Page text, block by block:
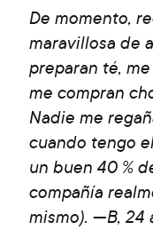
De momento,
maravillosa de
preparan té,
me compran
Nadie me
cuando tengo
un buen 40 %
compañía
mismo). —B, 24